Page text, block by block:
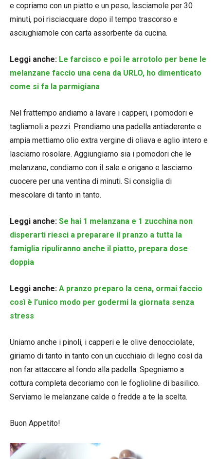
e copriamo con un piatto e un peso, lasciamole per 30
minuti, poi risciacquare dopo il tempo trascorso e
asciughiamole con carta assorbente da cucina.
Leggi anche: Le farcisco e poi le arrotolo per bene le
melanzane faccio una cena da URLO, ho dimenticato
come si fa la parmigiana
Nel frattempo andiamo a lavare i capperi, i pomodori e
tagliamoli a pezzi. Prendiamo una padella antiaderente e
ampia mettiamo olio extra vergine di oliava e aglio intero e
lasciamo rosolare. Aggiungiamo sia i pomodori che le
melanzane, condiamo con il sale e origano e lasciamo
cuocere per una ventina di minuti. Si consiglia di
mescolare di tanto in tanto.
Leggi anche: Se hai 1 melanzana e 1 zucchina non
disperarti riesci a preparare il pranzo a tutta la
famiglia ripuliranno anche il piatto, prepara dose
doppia
Leggi anche: A pranzo preparo la cena, ormai faccio
così è l’unico modo per godermi la giornata senza
stress
Uniamo anche i pinoli, i capperi e le olive denocciolate,
giriamo di tanto in tanto con un cucchiaio di legno così da
non far attaccare al fondo alla padella. Spegniamo a
cottura completa decoriamo con le foglioline di basilico.
Serviamo le melanzane calde o fredde a te la scelta.
Buon Appetito!